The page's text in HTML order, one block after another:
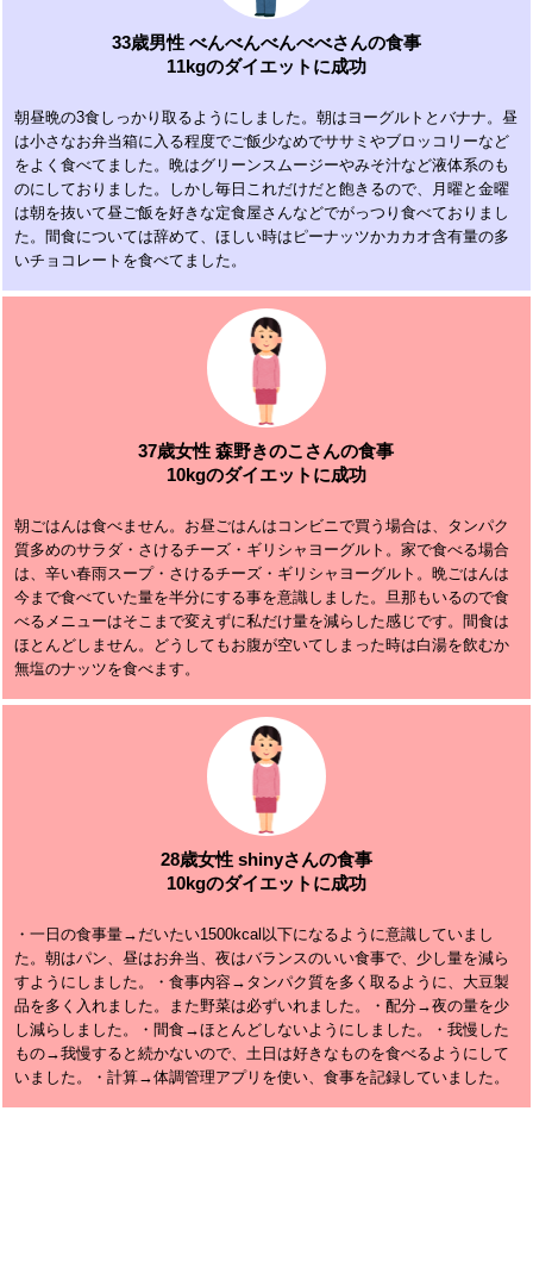
33歳男性 べんべんべんべべさんの食事
11kgのダイエットに成功
朝昼晩の3食しっかり取るようにしました。朝はヨーグルトとバナナ。昼
は小さなお弁当箱に入る程度でご飯少なめでササミやブロッコリーなど
をよく食べてました。晩はグリーンスムージーやみそ汁など液体系のも
のにしておりました。しかし毎日これだけだと飽きるので、月曜と金曜
は朝を抜いて昼ご飯を好きな定食屋さんなどでがっつり食べておりまし
た。間食については辞めて、ほしい時はピーナッツかカカオ含有量の多
いチョコレートを食べてました。
37歳女性 森野きのこさんの食事
10kgのダイエットに成功
朝ごはんは食べません。お昼ごはんはコンビニで買う場合は、タンパク
質多めのサラダ・さけるチーズ・ギリシャヨーグルト。家で食べる場合
は、辛い春雨スープ・さけるチーズ・ギリシャヨーグルト。晩ごはんは
今まで食べていた量を半分にする事を意識しました。旦那もいるので食
べるメニューはそこまで変えずに私だけ量を減らした感じです。間食は
ほとんどしません。どうしてもお腹が空いてしまった時は白湯を飲むか
無塩のナッツを食べます。
28歳女性 shinyさんの食事
10kgのダイエットに成功
・一日の食事量→だいたい1500kcal以下になるように意識していまし
た。朝はパン、昼はお弁当、夜はバランスのいい食事で、少し量を減ら
すようにしました。・食事内容→タンパク質を多く取るように、大豆製
品を多く入れました。また野菜は必ずいれました。・配分→夜の量を少
し減らしました。・間食→ほとんどしないようにしました。・我慢した
もの→我慢すると続かないので、土日は好きなものを食べるようにして
いました。・計算→体調管理アプリを使い、食事を記録していました。